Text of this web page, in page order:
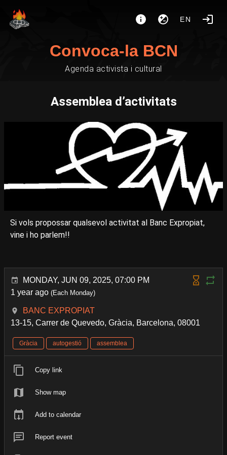
EN
Convoca-la BCN
Agenda activista i cultural
Assemblea d’activitats
Si vols propossar qualsevol activitat al Banc Expropiat,
vine i ho parlem!!
MONDAY, JUN 09, 2025, 07:00 PM
1 year ago (Each Monday)
BANC EXPROPIAT
13-15, Carrer de Quevedo, Gràcia, Barcelona, 08001
Gràcia autogestió assemblea
Copy link
Show map
Add to calendar
Report event